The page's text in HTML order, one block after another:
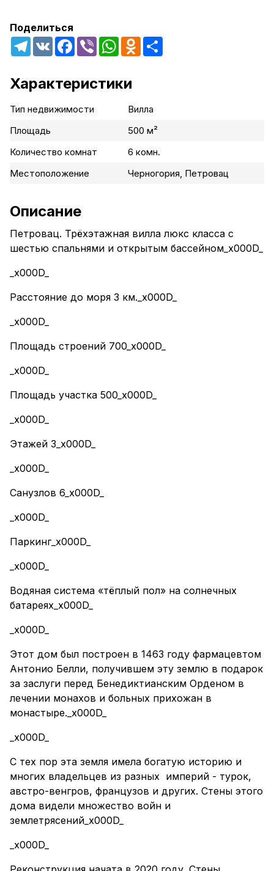
Поделиться
Telegram
VK Facebook
Viber WhatsAppOdnoklassniki
Характеристики
Тип недвижимости
Вилла
Площадь
500 м²
Количество комнат
6 комн.
Местоположение
Черногория, Петровац
Описание
Петровац. Трёхэтажная вилла люкс класса с
шестью спальнями и открытым бассейном_x000D_
_x000D_
Расстояние до моря 3 км._x000D_
_x000D_
Площадь строений 700_x000D_
_x000D_
Площадь участка 500_x000D_
_x000D_
Этажей 3_x000D_
_x000D_
Санузлов 6_x000D_
_x000D_
Паркинг_x000D_
_x000D_
Водяная система «тёплый пол» на солнечных
батареях_x000D_
_x000D_
Этот дом был построен в 1463 году фармацевтом
Антонио Белли, получившем эту землю в подарок
за заслуги перед Бенедиктианским Орденом в
лечении монахов и больных прихожан в
монастыре._x000D_
_x000D_
С тех пор эта земля имела богатую историю и
многих владельцев из разных империй - турок,
австро-венгров, французов и других. Стены этого
дома видели множество войн и
землетрясений_x000D_
_x000D_